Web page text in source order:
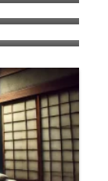
噂を解説